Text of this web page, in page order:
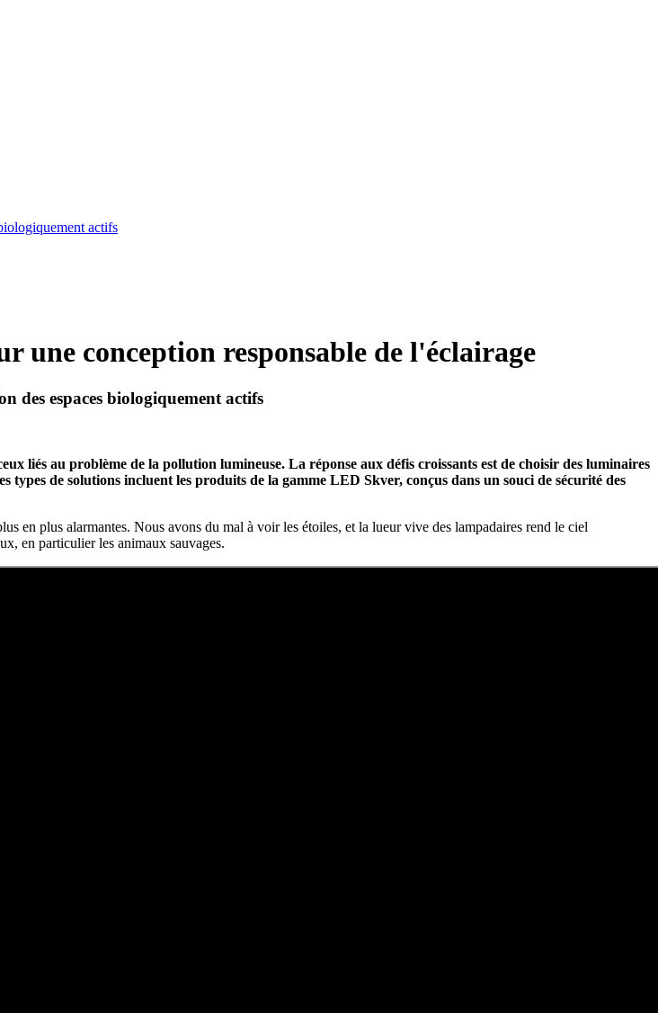
actifs
conception responsable de l'éclairage
espaces biologiquement actifs
liés au problème de la pollution lumineuse. La réponse aux défis croissants est de choisir des luminaires
de solutions incluent les produits de la gamme LED Skver, conçus dans un souci de sécurité des
en plus alarmantes. Nous avons du mal à voir les étoiles, et la lueur vive des lampadaires rend le ciel
en particulier les animaux sauvages.